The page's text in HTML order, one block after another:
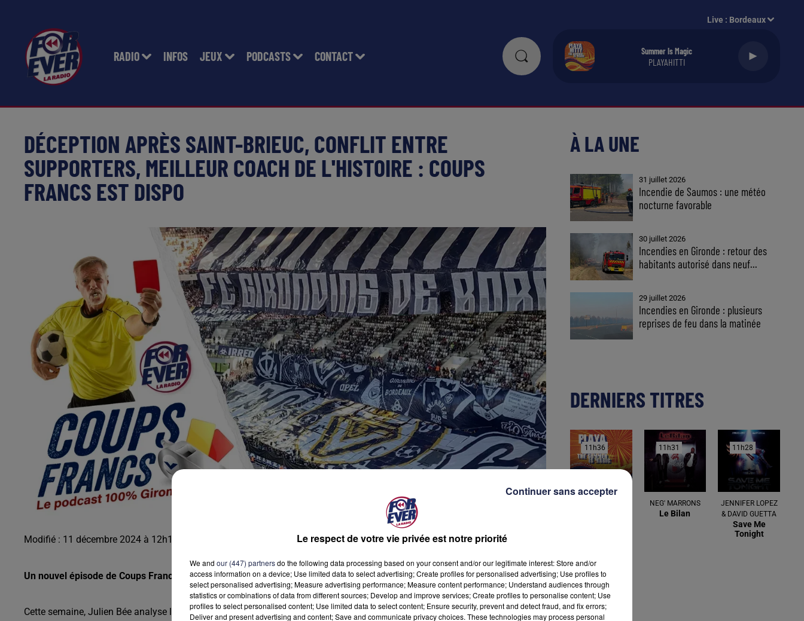
RADIO INFOS JEUX PODCASTS CONTACT
Live : Bordeaux
Summer Is Magic
PLAYAHITTI
DÉCEPTION APRÈS SAINT-BRIEUC, CONFLIT ENTRE
SUPPORTERS, MEILLEUR COACH DE L'HISTOIRE : COUPS
FRANCS EST DISPO
Modifié : 11 décembre 2024 à 12h14 par Jonathan Lateur
Un nouvel épisode de Coups Francs est en ligne.
Cette semaine, Julien Bée analyse l'actu des Girondins avec Jérémy, Johann et Sébastien. Au menu des échanges :
À LA UNE
31 juillet 2026
Incendie de Saumos : une météo
nocturne favorable
30 juillet 2026
Incendies en Gironde : retour des
habitants autorisé dans neuf...
29 juillet 2026
Incendies en Gironde : plusieurs
reprises de feu dans la matinée
DERNIERS TITRES
11h36
11h36 11h31
11h31
NEG' MARRONS
Le Bilan
11h28
11h28
JENNIFER LOPEZ
& DAVID GUETTA
Save Me
Tonight
Le respect de votre vie privée est notre priorité
We and our (447) partnersdo the following data processing based on your consent and/or our legitimate interest: Store and/or
access information on a device; Use limited data to select advertising; Create profiles for personalised advertising; Use profiles to
select personalised advertising; Measure advertising performance; Measure content performance; Understand audiences through
statistics or combinations of data from different sources; Develop and improve services; Create profiles to personalise content; Use
profiles to select personalised content; Use limited data to select content; Ensure security, prevent and detect fraud, and fix errors;
Deliver and present advertising and content; Save and communicate privacy choices. These technologies may process personal
Continuer sans accepter